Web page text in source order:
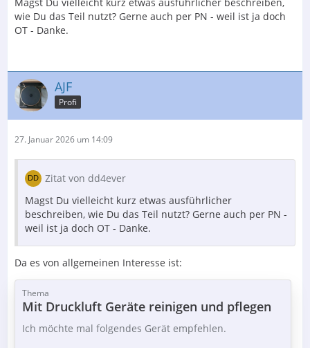
wie Du das Teil nutzt? Gerne auch per PN - weil ist ja doch
OT - Danke.
AJF
Profi
27. Januar 2026 um 14:09
Zitat von dd4ever
Magst Du vielleicht kurz etwas ausführlicher
beschreiben, wie Du das Teil nutzt? Gerne auch per PN -
weil ist ja doch OT - Danke.
Da es von allgemeinen Interesse ist:
Thema
Mit Druckluft Geräte reinigen und pflegen
Ich möchte mal folgendes Gerät empfehlen.